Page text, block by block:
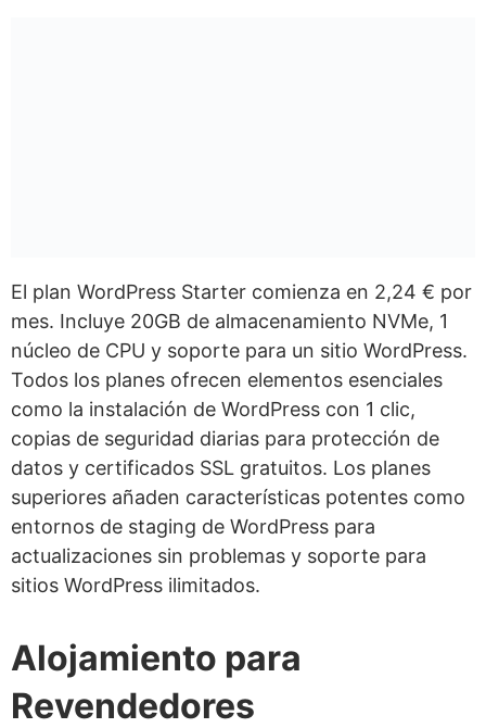
El plan WordPress Starter comienza en 2,24 € por
mes. Incluye 20GB de almacenamiento NVMe, 1
núcleo de CPU y soporte para un sitio WordPress.
Todos los planes ofrecen elementos esenciales
como la instalación de WordPress con 1 clic,
copias de seguridad diarias para protección de
datos y certificados SSL gratuitos. Los planes
superiores añaden características potentes como
entornos de staging de WordPress para
actualizaciones sin problemas y soporte para
sitios WordPress ilimitados.
Alojamiento para
Revendedores